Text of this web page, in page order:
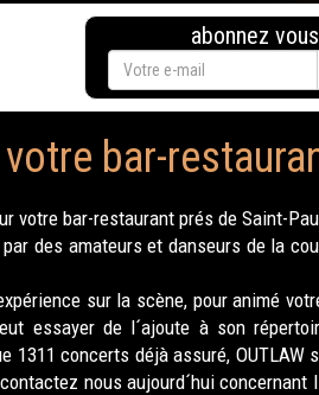
abonnez vous
bar-
votre bar-restaurant prés de Saint-
des amateurs et danseurs de la
sur la scène, pour animé
essayer de l´ajoute à son
concerts déjà assuré,
nous aujourd´hui